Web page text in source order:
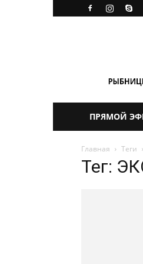
ПРЯМОЙ
Главная Теги
Тег: